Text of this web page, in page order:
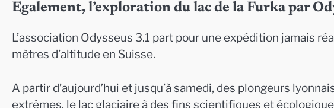
Egalement, l’exploration du lac de la Furka par
L’association Odysseus 3.1 part pour une expédition jamais
mètres d’altitude en Suisse.
A partir d’aujourd’hui et jusqu’à samedi, des plongeurs
extrêmes, le lac glaciaire à des fins scientifiques et